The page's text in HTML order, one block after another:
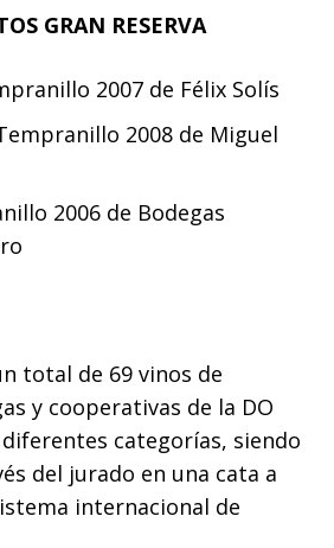
GRAN RESERVA
2007 de Félix Solís
2008 de Miguel
2006 de Bodegas
total de 69 vinos de
y cooperativas de la DO
categorías, siendo
del jurado en una cata a
internacional de